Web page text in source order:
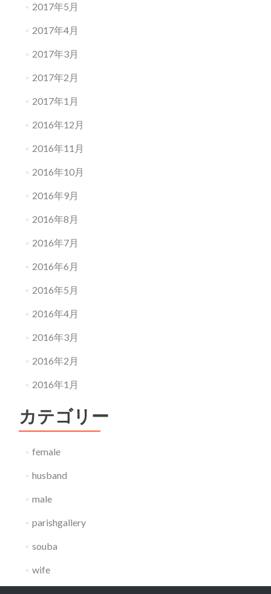
2017年5月
2017年4月
2017年3月
2017年2月
2017年1月
2016年12月
2016年11月
2016年10月
2016年9月
2016年8月
2016年7月
2016年6月
2016年5月
2016年4月
2016年3月
2016年2月
2016年1月
カテゴリー
female
husband
male
parishgallery
souba
wife